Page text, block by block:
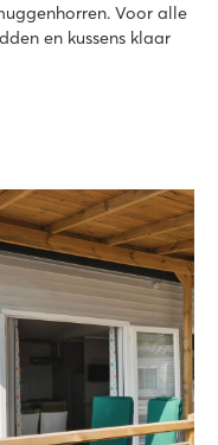
Voor alle
en kussens klaar